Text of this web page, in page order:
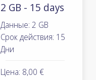
2 GB - 15 days
Данные: 2 GB
Срок действия: 15
Дни
Цена: 8,00 €